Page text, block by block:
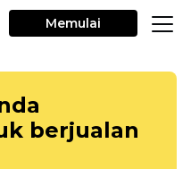
Memulai
berjualan